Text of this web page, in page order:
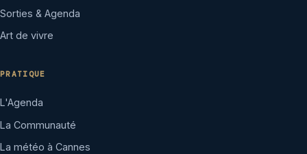
Sorties & Agenda
Art de vivre
PRATIQUE
L'Agenda
La Communauté
La météo à Cannes